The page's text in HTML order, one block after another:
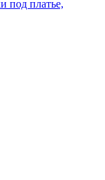
под платье,